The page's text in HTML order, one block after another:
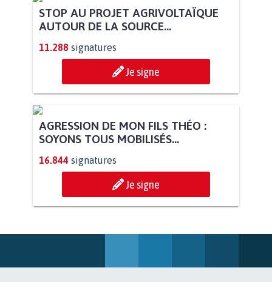
STOP AU PROJET AGRIVOLTAÏQUE
AUTOUR DE LA SOURCE...
11.288 signatures
Je signe